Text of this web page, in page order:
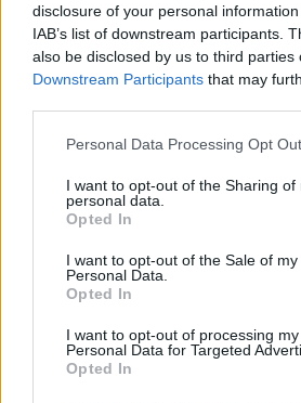
disclosure of your personal
IAB’s list of downstream participants.
also be disclosed by us to third parties
Downstream Participants that may
Please note that this website/app uses
not limited to your visit or usage
grant or deny consent to Google and
use your data for below specified
consent section.
Personal Data Processing Opt
I want to opt-out of the Sharing of
personal data.
Opted In
I want to opt-out of the Sale of my
Personal Data.
Opted In
I want to opt-out of processing my
Personal Data for Targeted
Opted In